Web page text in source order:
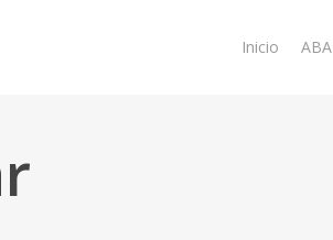
Inicio ABA